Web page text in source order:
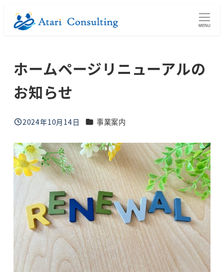
MENU
ホームページリニューアルの
お知らせ
投稿日
2024年10月14日 カテゴリー
事業案内